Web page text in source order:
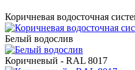
Коричневая водосточная
Белый водослив
Коричневый - RAL 8017